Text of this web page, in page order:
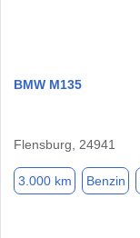
BMW M135
Flensburg, 24941
3.000 km Benzin